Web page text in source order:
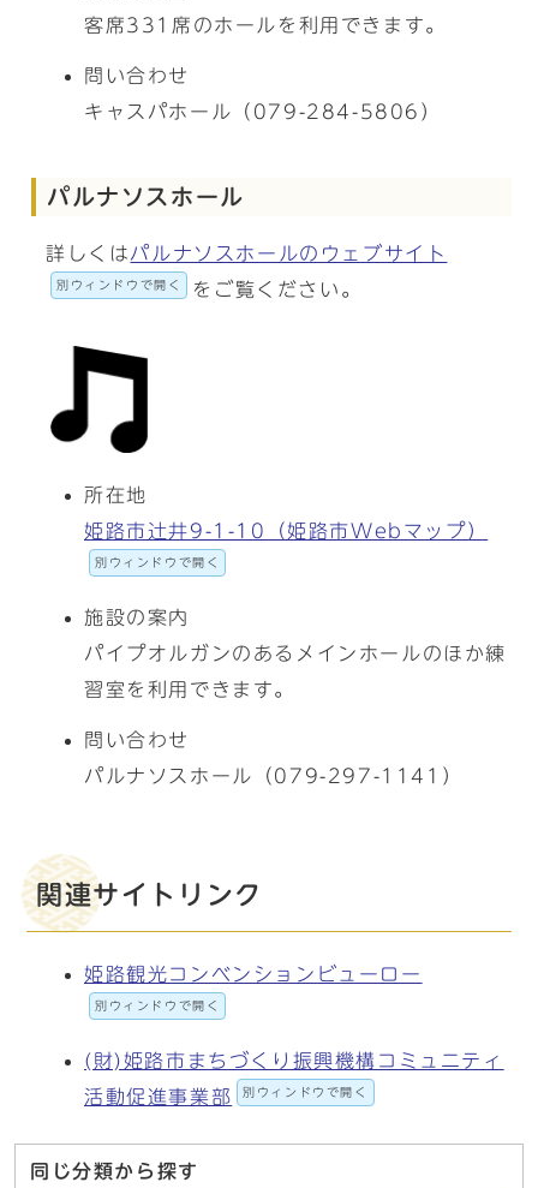
客席331席のホールを利用できます。
問い合わせ
キャスパホール（079-284-5806）
パルナソスホール
詳しくはパルナソスホールのウェブサイト
別ウィンドウで開く をご覧ください。
所在地
姫路市辻井9-1-10（姫路市Webマップ）
別ウィンドウで開く
施設の案内
パイプオルガンのあるメインホールのほか練
習室を利用できます。
問い合わせ
パルナソスホール（079-297-1141）
関連サイトリンク
姫路観光コンベンションビューロー
別ウィンドウで開く
(財)姫路市まちづくり振興機構コミュニティ
活動促進事業部
別ウィンドウで開く
同じ分類から探す